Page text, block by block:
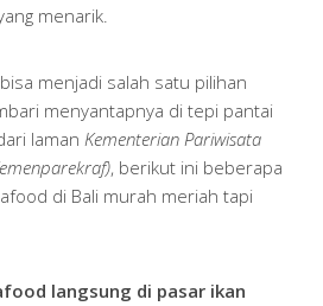
menarik.
menjadi salah satu pilihan
menyantapnya di tepi pantai
laman Kementerian Pariwisata
, berikut ini beberapa
di Bali murah meriah tapi
langsung di pasar ikan